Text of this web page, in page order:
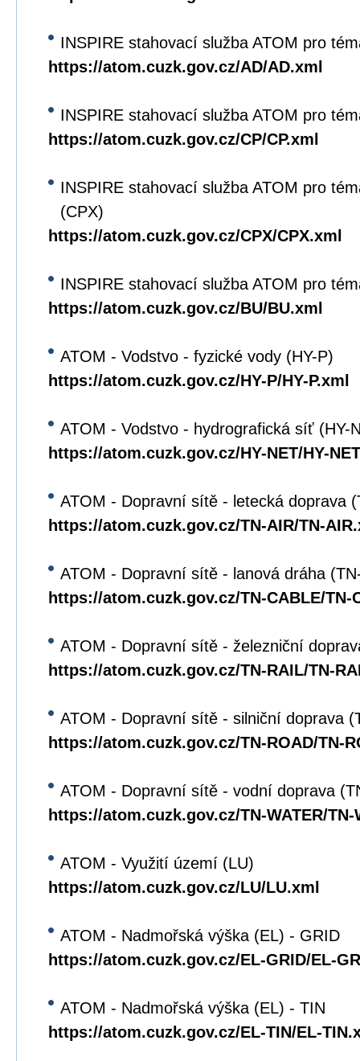
INSPIRE stahovací služba ATOM pro
https://atom.cuzk.gov.cz/AD/AD.xml
INSPIRE stahovací služba ATOM pro
https://atom.cuzk.gov.cz/CP/CP.xml
INSPIRE stahovací služba ATOM pro
(CPX)
https://atom.cuzk.gov.cz/CPX/CPX.xml
INSPIRE stahovací služba ATOM pro
https://atom.cuzk.gov.cz/BU/BU.xml
ATOM - Vodstvo - fyzické vody (HY-P)
https://atom.cuzk.gov.cz/HY-P/HY-P.xml
ATOM - Vodstvo - hydrografická síť (HY-
https://atom.cuzk.gov.cz/HY-NET/HY-
ATOM - Dopravní sítě - letecká doprava
https://atom.cuzk.gov.cz/TN-AIR/TN-
ATOM - Dopravní sítě - lanová dráha
https://atom.cuzk.gov.cz/TN-CABLE/TN-
ATOM - Dopravní sítě - železniční
https://atom.cuzk.gov.cz/TN-RAIL/TN-
ATOM - Dopravní sítě - silniční doprava
https://atom.cuzk.gov.cz/TN-ROAD/TN-
ATOM - Dopravní sítě - vodní doprava
https://atom.cuzk.gov.cz/TN-WATER/TN-
ATOM - Využití území (LU)
https://atom.cuzk.gov.cz/LU/LU.xml
ATOM - Nadmořská výška (EL) - GRID
https://atom.cuzk.gov.cz/EL-GRID/EL-
ATOM - Nadmořská výška (EL) - TIN
https://atom.cuzk.gov.cz/EL-TIN/EL-